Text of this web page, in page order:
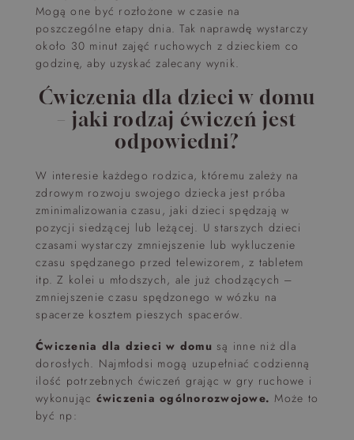
Mogą one być rozłożone w czasie na
poszczególne etapy dnia. Tak naprawdę wystarczy
około 30 minut zajęć ruchowych z dzieckiem co
godzinę, aby uzyskać zalecany wynik.
Ćwiczenia dla dzieci w domu
– jaki rodzaj ćwiczeń jest
odpowiedni?
W interesie każdego rodzica, któremu zależy na
zdrowym rozwoju swojego dziecka jest próba
zminimalizowania czasu, jaki dzieci spędzają w
pozycji siedzącej lub leżącej. U starszych dzieci
czasami wystarczy zmniejszenie lub wykluczenie
czasu spędzanego przed telewizorem, z tabletem
itp. Z kolei u młodszych, ale już chodzących –
zmniejszenie czasu spędzonego w wózku na
spacerze kosztem pieszych spacerów.
Ćwiczenia dla dzieci w domu są inne niż dla
dorosłych. Najmłodsi mogą uzupełniać codzienną
ilość potrzebnych ćwiczeń grając w gry ruchowe i
wykonując ćwiczenia ogólnorozwojowe. Może to
być np: